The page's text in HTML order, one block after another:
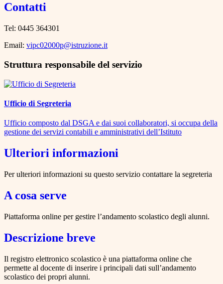
Contatti
Tel: 0445 364301
Email: vipc02000p@istruzione.it
Struttura responsabile del servizio
Ufficio di Segreteria
Ufficio composto dal DSGA e dai suoi collaboratori, si occupa della
gestione dei servizi contabili e amministrativi dell’Istituto
Ulteriori informazioni
Per ulteriori informazioni su questo servizio contattare la segreteria
A cosa serve
Piattaforma online per gestire l’andamento scolastico degli alunni.
Descrizione breve
Il registro elettronico scolastico è una piattaforma online che
permette al docente di inserire i principali dati sull’andamento
scolastico dei propri alunni.